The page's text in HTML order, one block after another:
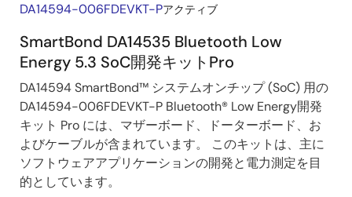
DA14594-006FDEVKT-Pアクティブ
SmartBond DA14535 Bluetooth Low
Energy 5.3 SoC開発キットPro
DA14594 SmartBond™ システムオンチップ (SoC) 用の
DA14594-006FDEVKT-P Bluetooth® Low Energy開発
キット Pro には、マザーボード、ドーターボード、お
よびケーブルが含まれています。 このキットは、主に
ソフトウェアアプリケーションの開発と電力測定を目
的としています。